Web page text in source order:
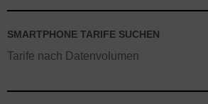
SMARTPHONE TARIFE SUCHEN
Tarife nach Datenvolumen